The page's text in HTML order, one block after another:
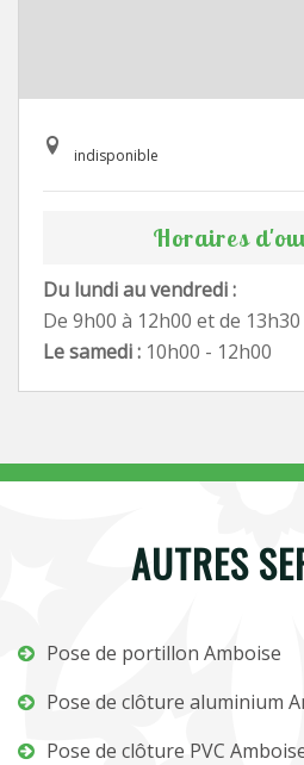
indisponible
Horaires
Du lundi au vendredi :
De 9h00 à 12h00 et de
Le samedi : 10h00 - 12h00
AUTRES
Pose de portillon Amboise
Pose de clôture aluminium
Pose de clôture PVC